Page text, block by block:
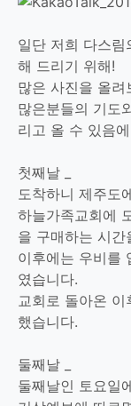
일단 저희 다스
해 드리기 위해!
많은 사진을 올려
많은분들의 기도
리고 올 수 있음
첫째날 _
도착하니 제주도
하늘가족교회에
을 구매하는 시간
이후에는 우비를
였습니다.
교회로 돌아온
했습니다.
둘째날 _
둘째날인 토요일